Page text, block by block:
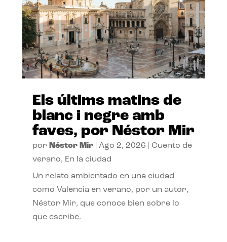
Els últims matins de
blanc i negre amb
faves, por Néstor Mir
por Néstor Mir| Ago 2, 2026
Cuento de
verano, En la ciudad
Un relato ambientado en una ciudad
como Valencia en verano, por un autor,
Néstor Mir, que conoce bien sobre lo
que escribe.